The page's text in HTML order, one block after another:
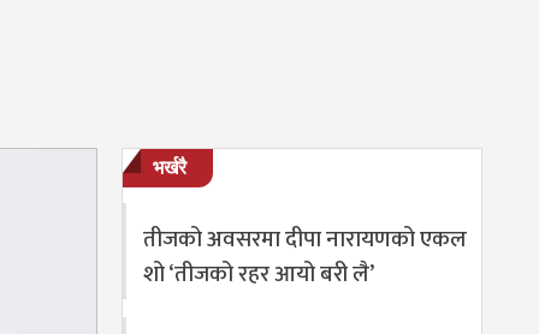
भर्खरै
तीजको अवसरमा दीपा नारायणको एकल
शो ‘तीजको रहर आयो बरी लै’